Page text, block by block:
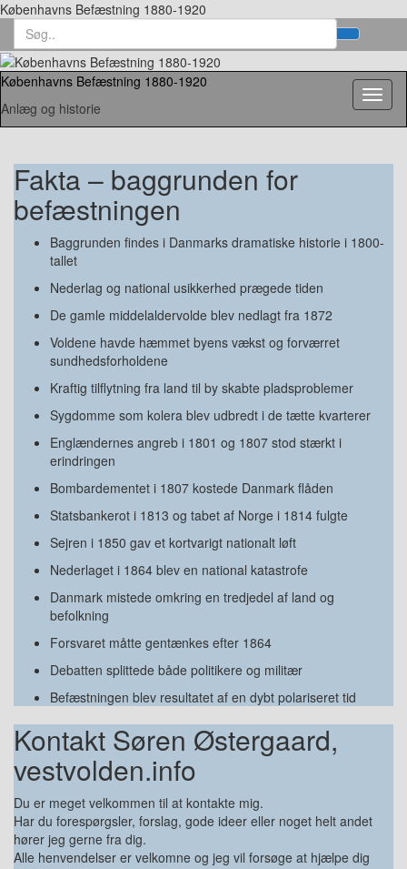
Københavns Befæstning 1880-1920
form
Search
for:
Københavns Befæstning 1880-1920
Anlæg og historie
Fakta – baggrunden for
befæstningen
Baggrunden findes i Danmarks dramatiske historie i 1800-
tallet
Nederlag og national usikkerhed prægede tiden
De gamle middelaldervolde blev nedlagt fra 1872
Voldene havde hæmmet byens vækst og forværret
sundhedsforholdene
Kraftig tilflytning fra land til by skabte pladsproblemer
Sygdomme som kolera blev udbredt i de tætte kvarterer
Englændernes angreb i 1801 og 1807 stod stærkt i
erindringen
Bombardementet i 1807 kostede Danmark flåden
Statsbankerot i 1813 og tabet af Norge i 1814 fulgte
Sejren i 1850 gav et kortvarigt nationalt løft
Nederlaget i 1864 blev en national katastrofe
Danmark mistede omkring en tredjedel af land og
befolkning
Forsvaret måtte gentænkes efter 1864
Debatten splittede både politikere og militær
Befæstningen blev resultatet af en dybt polariseret tid
Kontakt Søren Østergaard,
vestvolden.info
Du er meget velkommen til at kontakte mig.
Har du forespørgsler, forslag, gode ideer eller noget helt andet
hører jeg gerne fra dig.
Alle henvendelser er velkomne og jeg vil forsøge at hjælpe dig